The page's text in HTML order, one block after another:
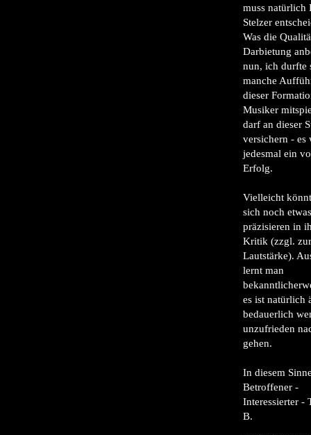
muss natürlich
Stelzer
Was die
Darbietung
nun, ich durfte
manche
dieser
Musiker
darf an dieser
versichern - es
jedesmal ein
Erfolg.
Vielleicht
sich noch etwas
präzisieren in
Kritik (zzgl. zur
Lautstärke).
lernt man
es ist natürlich
bedauerlich
unzufrieden
gehen.
In diesem
Betroffener -
Interessierter -
B.